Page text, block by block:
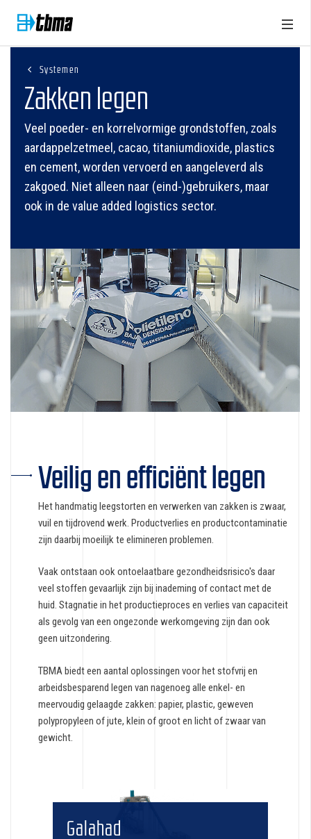
Systemen
Zakken legen
Veel poeder- en korrelvormige grondstoffen, zoals
aardappelzetmeel, cacao, titaniumdioxide, plastics
en cement, worden vervoerd en aangeleverd als
zakgoed. Niet alleen naar (eind-)gebruikers, maar
ook in de value added logistics sector.
Veilig en efficiënt legen
Het handmatig leegstorten en verwerken van zakken is zwaar,
vuil en tijdrovend werk. Productverlies en productcontaminatie
zijn daarbij moeilijk te elimineren problemen.
Vaak ontstaan ook ontoelaatbare gezondheidsrisico's daar
veel stoffen gevaarlijk zijn bij inademing of contact met de
huid. Stagnatie in het productieproces en verlies van capaciteit
als gevolg van een ongezonde werkomgeving zijn dan ook
geen uitzondering.
TBMA biedt een aantal oplossingen voor het stofvrij en
arbeidsbesparend legen van nagenoeg alle enkel- en
meervoudig gelaagde zakken: papier, plastic, geweven
polypropyleen of jute, klein of groot en licht of zwaar van
gewicht.
Galahad